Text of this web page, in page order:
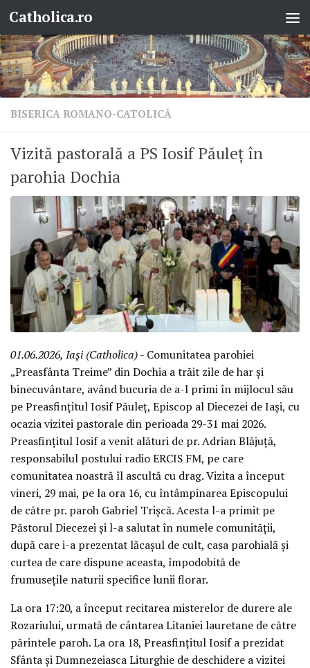
Skip to content
Catholica.ro
BISERICA ROMANO-CATOLICĂ
Vizită pastorală a PS Iosif Păuleț în
parohia Dochia
01.06.2026, Iași (Catholica)- Comunitatea parohiei
„Preasfânta Treime” din Dochia a trăit zile de har și
binecuvântare, având bucuria de a-l primi în mijlocul său
pe Preasfințitul Iosif Păuleț, Episcop al Diecezei de Iași, cu
ocazia vizitei pastorale din perioada 29-31 mai 2026.
Preasfințitul Iosif a venit alături de pr. Adrian Blăjuță,
responsabilul postului radio ERCIS FM, pe care
comunitatea noastră îl ascultă cu drag. Vizita a început
vineri, 29 mai, pe la ora 16, cu întâmpinarea Episcopului
de către pr. paroh Gabriel Trișcă. Acesta l-a primit pe
Păstorul Diecezei și l-a salutat în numele comunității,
după care i-a prezentat lăcașul de cult, casa parohială și
curtea de care dispune aceasta, împodobită de
frumusețile naturii specifice lunii florar.
La ora 17:20, a început recitarea misterelor de durere ale
Rozariului, urmată de cântarea Litaniei lauretane de către
părintele paroh. La ora 18, Preasfințitul Iosif a prezidat
Sfânta și Dumnezeiasca Liturghie de deschidere a vizitei